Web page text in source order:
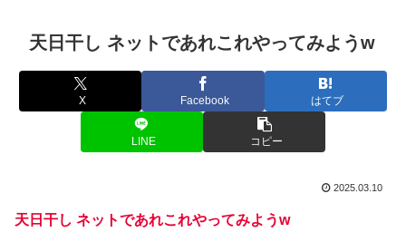
天日干し ネットであれこれやってみようw
X Facebook はてブ
LINE コピー
2025.03.10
天日干し ネットであれこれやってみようw